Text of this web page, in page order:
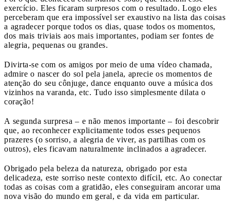
exercício. Eles ficaram surpresos com o resultado. Logo eles
perceberam que era impossível ser exaustivo na lista das coisas
a agradecer porque todos os dias, quase todos os momentos,
dos mais triviais aos mais importantes, podiam ser fontes de
alegria, pequenas ou grandes.
Divirta-se com os amigos por meio de uma vídeo chamada,
admire o nascer do sol pela janela, aprecie os momentos de
atenção do seu cônjuge, dance enquanto ouve a música dos
vizinhos na varanda, etc. Tudo isso simplesmente dilata o
coração!
A segunda surpresa – e não menos importante – foi descobrir
que, ao reconhecer explicitamente todos esses pequenos
prazeres (o sorriso, a alegria de viver, as partilhas com os
outros), eles ficavam naturalmente inclinados a agradecer.
Obrigado pela beleza da natureza, obrigado por esta
delicadeza, este sorriso neste contexto difícil, etc. Ao conectar
todas as coisas com a gratidão, eles conseguiram ancorar uma
nova visão do mundo em geral, e da vida em particular.